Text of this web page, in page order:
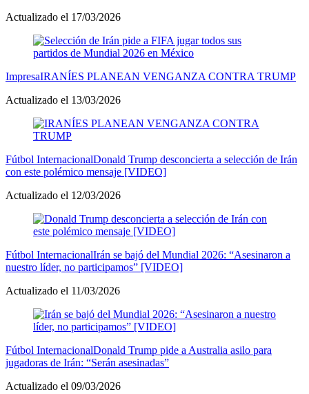
Actualizado el 17/03/2026
ImpresaIRANÍES PLANEAN VENGANZA CONTRA TRUMP
Actualizado el 13/03/2026
Fútbol InternacionalDonald Trump desconcierta a selección de Irán
con este polémico mensaje [VIDEO]
Actualizado el 12/03/2026
Fútbol InternacionalIrán se bajó del Mundial 2026: “Asesinaron a
nuestro líder, no participamos” [VIDEO]
Actualizado el 11/03/2026
Fútbol InternacionalDonald Trump pide a Australia asilo para
jugadoras de Irán: “Serán asesinadas”
Actualizado el 09/03/2026